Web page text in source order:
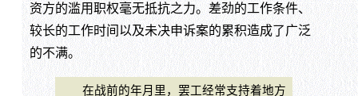
资方的滥用职权毫无抵抗之力。差劲的工作条件、
较长的工作时间以及未决申诉案的累积造成了广泛
的不满。
在战前的年月里，罢工经常支持着地方